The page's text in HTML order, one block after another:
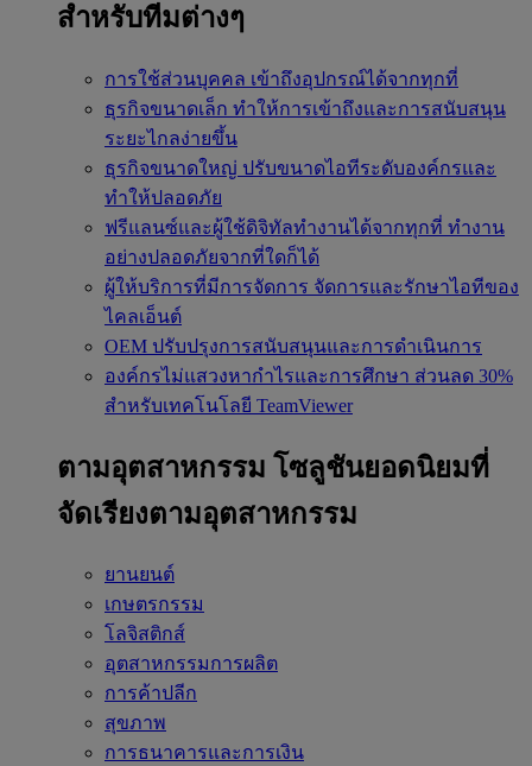
สำหรับทีมต่างๆ
การใช้ส่วนบุคคล เข้าถึงอุปกรณ์ได้จากทุกที่
ธุรกิจขนาดเล็ก ทำให้การเข้าถึงและการสนับสนุน
ระยะไกลง่ายขึ้น
ธุรกิจขนาดใหญ่ ปรับขนาดไอทีระดับองค์กรและ
ทำให้ปลอดภัย
ฟรีแลนซ์และผู้ใช้ดิจิทัลทำงานได้จากทุกที่ ทำงาน
อย่างปลอดภัยจากที่ใดก็ได้
ผู้ให้บริการที่มีการจัดการ จัดการและรักษาไอทีของ
ไคลเอ็นต์
OEM ปรับปรุงการสนับสนุนและการดำเนินการ
องค์กรไม่แสวงหากำไรและการศึกษา ส่วนลด 30%
สำหรับเทคโนโลยี TeamViewer
ตามอุตสาหกรรม โซลูชันยอดนิยมที่
จัดเรียงตามอุตสาหกรรม
ยานยนต์
เกษตรกรรม
โลจิสติกส์
อุตสาหกรรมการผลิต
การค้าปลีก
สุขภาพ
การธนาคารและการเงิน